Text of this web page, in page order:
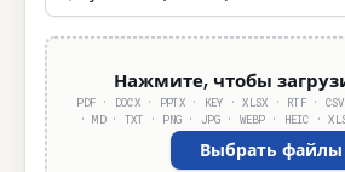
Нажмите, чтобы
PDF · DOCX · PPTX · KEY · XLSX · RTF ·
· MD · TXT · PNG · JPG · WEBP · HEIC ·
Выбрать файлы